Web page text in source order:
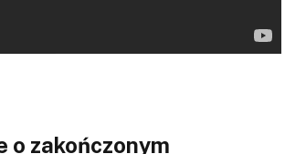
o zakończonym